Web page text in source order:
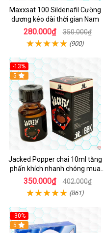
Maxxsat 100 Sildenafil Cường
dương kéo dài thời gian Nam
280.000₫ 350.000₫
(900)
-13%
5
Jacked Popper chai 10ml tăng
phấn khích nhanh chóng mua
ngay
350.000₫ 402.000₫
(861)
-30%
5